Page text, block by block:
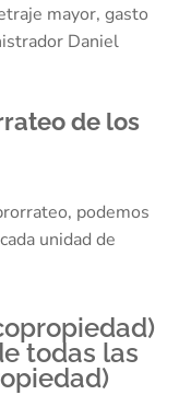
mayor, gasto
Daniel
de los
podemos
unidad de
todas las